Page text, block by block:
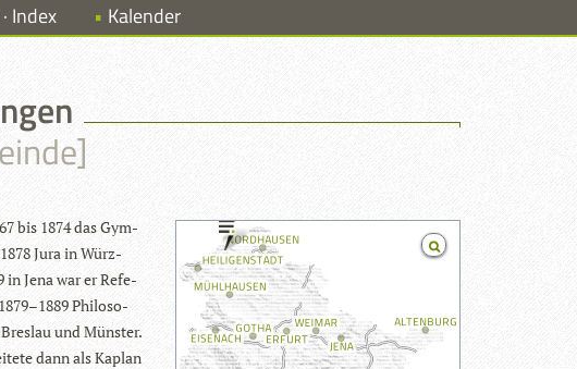
Index Kalender
bis 1874 das Gym­
Jura in Würz­
in Jena war er Refe­
Phi­lo­so­
und Müns­ter.
dann als Kaplan